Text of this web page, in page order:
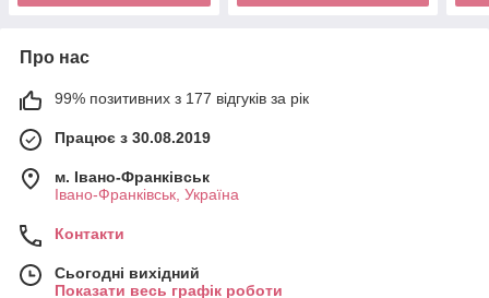
Про нас
99% позитивних з 177 відгуків за рік
Працює з 30.08.2019
м. Івано-Франківськ
Івано-Франківськ, Україна
Контакти
Сьогодні вихідний
Показати весь графік роботи